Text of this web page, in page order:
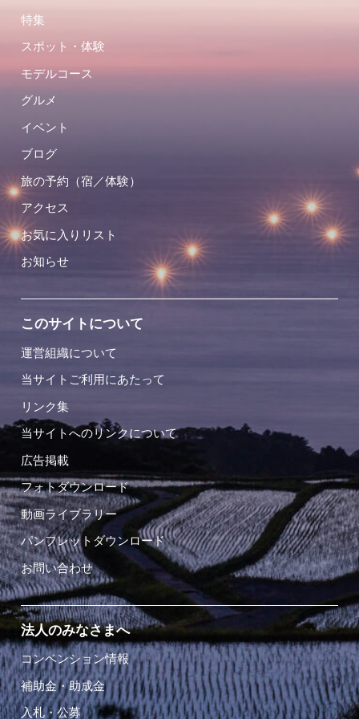
特集
スポット・体験
モデルコース
グルメ
イベント
ブログ
旅の予約（宿／体験）
アクセス
お気に入りリスト
お知らせ
このサイトについて
運営組織について
当サイトご利用にあたって
リンク集
当サイトへのリンクについて
広告掲載
フォトダウンロード
動画ライブラリー
パンフレットダウンロード
お問い合わせ
法人のみなさまへ
コンベンション情報
補助金・助成金
入札・公募